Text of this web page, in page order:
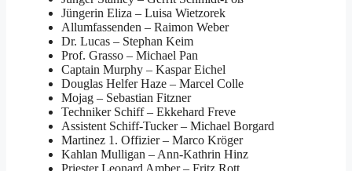
Jüngerin Eliza – Luisa Wietzorek
Allumfassenden – Raimon Weber
Dr. Lucas – Stephan Keim
Prof. Grasso – Michael Pan
Captain Murphy – Kaspar Eichel
Douglas Helfer Haze – Marcel Colle
Mojag – Sebastian Fitzner
Techniker Schiff– Ekkehard Freve
Assistent Schiff-Tucker– Michael Borgard
Martinez 1. Offizier– Marco Kröger
Kahlan Mulligan – Ann-Kathrin Hinz